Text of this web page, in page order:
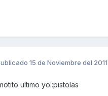
15 de Noviembre del 2011
ultimo yo::pistolas